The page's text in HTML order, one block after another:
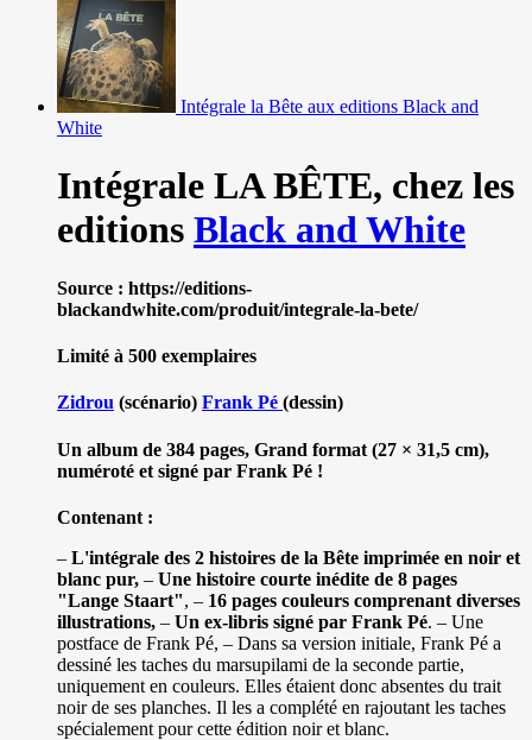
Intégrale la Bête aux editions Black and
White
Intégrale LA BÊTE, chez les
editions Black and White
Source : https://editions-
blackandwhite.com/produit/integrale-la-bete/
Limité à 500 exemplaires
Zidrou (scénario) Frank Pé (dessin)
Un album de 384 pages, Grand format (27 × 31,5 cm),
numéroté et signé par Frank Pé !
Contenant :
– L'intégrale des 2 histoires de la Bête imprimée en noir et
blanc pur, – Une histoire courte inédite de 8 pages
"Lange Staart", – 16 pages couleurs comprenant diverses
illustrations, – Un ex-libris signé par Frank Pé. – Une
postface de Frank Pé, – Dans sa version initiale, Frank Pé a
dessiné les taches du marsupilami de la seconde partie,
uniquement en couleurs. Elles étaient donc absentes du trait
noir de ses planches. Il les a complété en rajoutant les taches
spécialement pour cette édition noir et blanc.